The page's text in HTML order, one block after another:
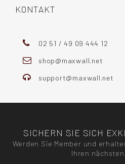
KONTAKT
02 51 / 49 09 444 12
shop@maxwall.net
support@maxwall.net
SICHERN SIE SICH
Werden Sie Member und
Ihren